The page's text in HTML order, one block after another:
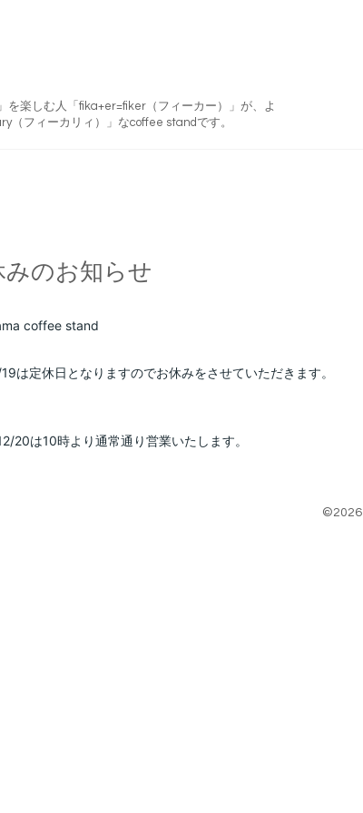
を楽しむ人「fika+er=fiker（フィーカー）」が、よ
（フィーカリィ）」なcoffee standです。
みのお知らせ
coffee stand
は定休日となりますのでお休みをさせていただきます。
20は10時より通常通り営業いたします。
©2026